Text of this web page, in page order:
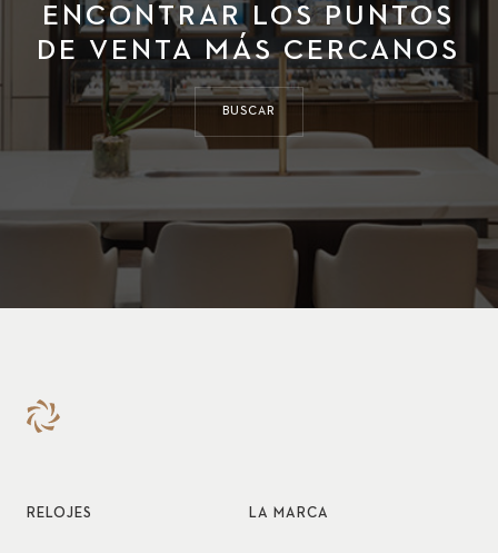
ENCONTRAR LOS PUNTOS
DE VENTA MÁS CERCANOS
BUSCAR
RELOJES LA MARCA